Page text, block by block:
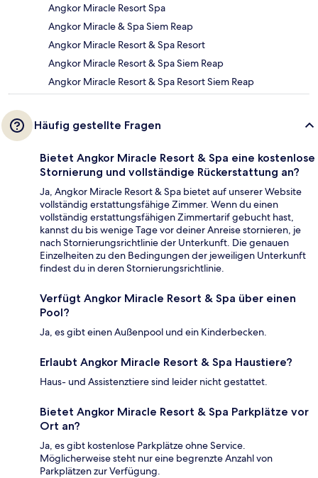
Angkor Miracle Resort Spa
Angkor Miracle & Spa Siem Reap
Angkor Miracle Resort & Spa Resort
Angkor Miracle Resort & Spa Siem Reap
Angkor Miracle Resort & Spa Resort Siem Reap
Häufig gestellte Fragen
Bietet Angkor Miracle Resort & Spa eine kostenlose
Stornierung und vollständige Rückerstattung an?
Ja, Angkor Miracle Resort & Spa bietet auf unserer Website
vollständig erstattungsfähige Zimmer. Wenn du einen
vollständig erstattungsfähigen Zimmertarif gebucht hast,
kannst du bis wenige Tage vor deiner Anreise stornieren, je
nach Stornierungsrichtlinie der Unterkunft. Die genauen
Einzelheiten zu den Bedingungen der jeweiligen Unterkunft
findest du in deren Stornierungsrichtlinie.
Verfügt Angkor Miracle Resort & Spa über einen
Pool?
Ja, es gibt einen Außenpool und ein Kinderbecken.
Erlaubt Angkor Miracle Resort & Spa Haustiere?
Haus- und Assistenztiere sind leider nicht gestattet.
Bietet Angkor Miracle Resort & Spa Parkplätze vor
Ort an?
Ja, es gibt kostenlose Parkplätze ohne Service.
Möglicherweise steht nur eine begrenzte Anzahl von
Parkplätzen zur Verfügung.